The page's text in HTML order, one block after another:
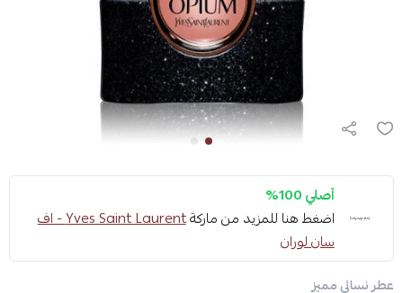
أصلي 100%
اضغط هنا للمزيد من ماركة
Yves Saint Laurent - اف
سان لوران
عطر نسائي مميز